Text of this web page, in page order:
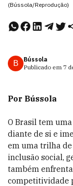
(Bússola/Reprodução)
B
Bússola
Publicado em 7
Por Bússola
O Brasil tem
diante de si e
em uma trilha
inclusão social,
também
competitividade